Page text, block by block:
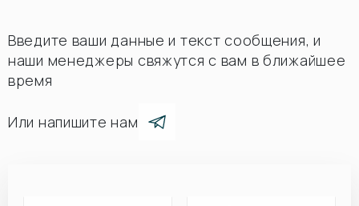
Введите ваши данные и текст сообщения, и
наши менеджеры свяжутся с вам в ближайшее
время
Или напишите нам